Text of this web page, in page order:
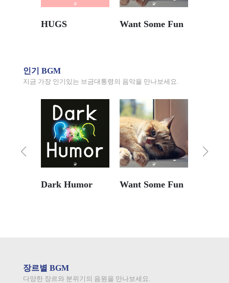
HUGS Want Some Fun
인기 BGM
지금 가장 인기있는 브금대통령의 음악을 만나보세요.
Dark Humor Want Some Fun
장르별 BGM
다양한 장르와 분위기의 음원을 만나보세요.